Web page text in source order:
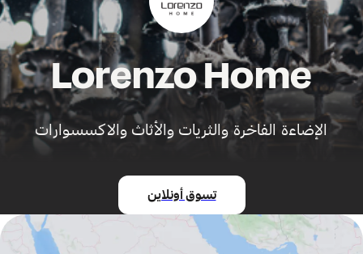
Lorenzo Home
الإضاءة الفاخرة والثريات والأثاث والاكسسوارات
تسوق أونلاين